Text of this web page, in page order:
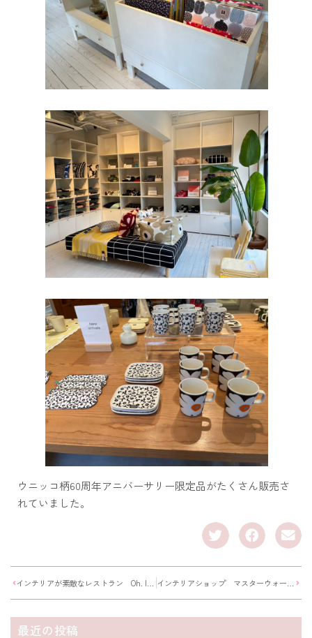
ウニッコ柄60周年アニバーサリー限定品がたくさん販売さ
れていました。
最近の投稿